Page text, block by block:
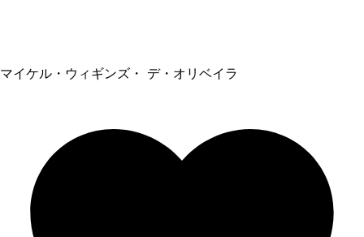
マイケル・ウィギンズ・ デ・オリベイラ